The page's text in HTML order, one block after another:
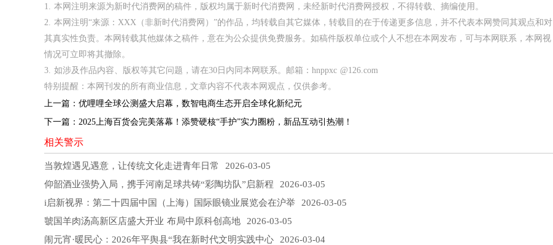
1. 本网注明来源为新时代消费网的稿件，版权均属于新时代消费网，未经新时代消费网授权，不得转载、摘编使用。
2. 本网注明“来源：XXX（非新时代消费网）”的作品，均转载自其它媒体，转载目的在于传递更多信息，并不代表本网赞同其观点和对
其真实性负责。本网转载其他媒体之稿件，意在为公众提供免费服务。如稿件版权单位或个人不想在本网发布，可与本网联系，本网视
情况可立即将其撤除。
3. 如涉及作品内容、版权等其它问题，请在30日内同本网联系。邮箱：hnppxc @126.com
特别提醒：本网刊发的所有商业信息，文章内容不代表本网观点，仅供参考。
上一篇： 优哩哩全球公测盛大启幕，数智电商生态开启全球化新纪元
下一篇： 2025上海百货会完美落幕！添赞硬核“手护”实力圈粉，新品互动引热潮！
相关警示
当敦煌遇见遇意，让传统文化走进青年日常
2026-03-05
仰韶酒业强势入局，携手河南足球共铸“彩陶坊队”启新程 2026-03-05
i启新视界：第二十四届中国（上海）国际眼镜业展览会在沪举 2026-03-05
虢国羊肉汤高新区店盛大开业 布局中原科创高地 2026-03-05
闹元宵·暖民心：2026年平舆县“我在新时代文明实践中心 2026-03-04